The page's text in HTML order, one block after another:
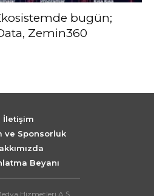
bugün;
Zemin360
İletişim
ve Sponsorluk
Beyanı
Hizmetleri A.Ş.